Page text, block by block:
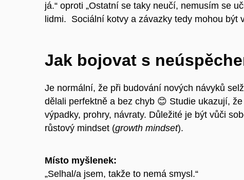
já.“ oproti „Ostatní se taky neučí, nemusím se
lidmi. Sociální kotvy a závazky tedy mohou být
Jak bojovat s
Je normální, že při budování nových návyků
dělali perfektně a bez chyb 😊 Studie ukazují,
výpadky, prohry, návraty. Důležité je být vůči
růstový mindset (growth mindset).
Místo myšlenek:
„Selhal/a jsem, takže to nemá smysl.“